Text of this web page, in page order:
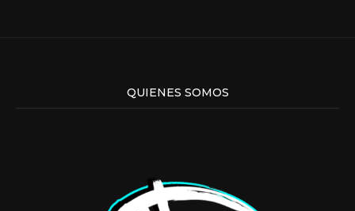
QUIENES SOMOS